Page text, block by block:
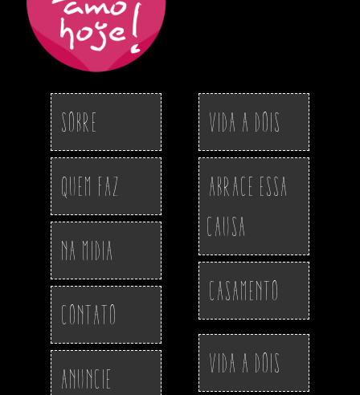
Sobre
Quem Faz
Na Midia
Contato
Anuncie
Vida a Dois
Abrace essa
Causa
Casamento
Vida a Dois